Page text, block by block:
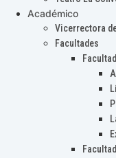
Académico
Vicerrectora
Facultades